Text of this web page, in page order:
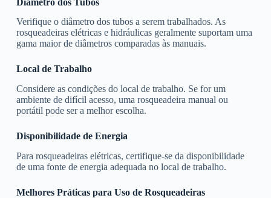
Verifique o diâmetro dos tubos a serem trabalhados. As
rosqueadeiras elétricas e hidráulicas geralmente suportam uma
gama maior de diâmetros comparadas às manuais.
Local de Trabalho
Considere as condições do local de trabalho. Se for um
ambiente de difícil acesso, uma rosqueadeira manual ou
portátil pode ser a melhor escolha.
Disponibilidade de Energia
Para rosqueadeiras elétricas, certifique-se da disponibilidade
de uma fonte de energia adequada no local de trabalho.
Melhores Práticas para Uso de Rosqueadeiras